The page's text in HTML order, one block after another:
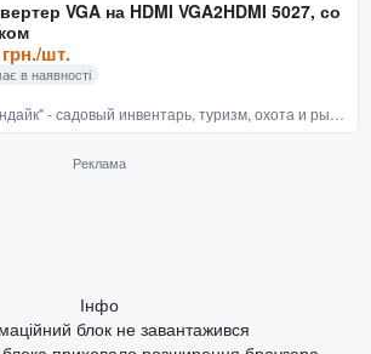
VGA на HDMI VGA2HDMI 5027, со
шт.
в наявності
Реклама
Інфо
блок не завантажився